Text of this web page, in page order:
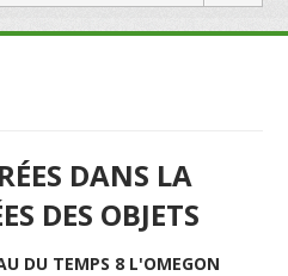
DANS LA
DES OBJETS
DU TEMPS 8 L'OMEGON